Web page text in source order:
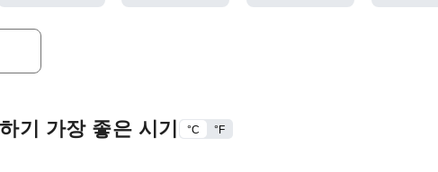
기 가장 좋은 시기 °C °F